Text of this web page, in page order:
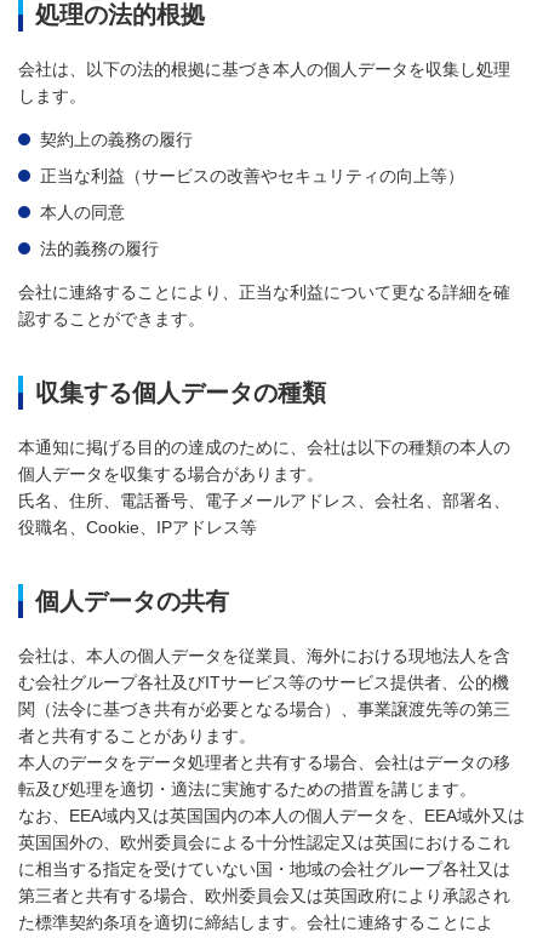
処理の法的根拠
会社は、以下の法的根拠に基づき本人の個人データを収集し処理
します。
契約上の義務の履行
正当な利益（サービスの改善やセキュリティの向上等）
本人の同意
法的義務の履行
会社に連絡することにより、正当な利益について更なる詳細を確
認することができます。
収集する個人データの種類
本通知に掲げる目的の達成のために、会社は以下の種類の本人の
個人データを収集する場合があります。
氏名、住所、電話番号、電子メールアドレス、会社名、部署名、
役職名、Cookie、IPアドレス等
個人データの共有
会社は、本人の個人データを従業員、海外における現地法人を含
む会社グループ各社及びITサービス等のサービス提供者、公的機
関（法令に基づき共有が必要となる場合）、事業譲渡先等の第三
者と共有することがあります。
本人のデータをデータ処理者と共有する場合、会社はデータの移
転及び処理を適切・適法に実施するための措置を講じます。
なお、EEA域内又は英国国内の本人の個人データを、EEA域外又は
英国国外の、欧州委員会による十分性認定又は英国におけるこれ
に相当する指定を受けていない国・地域の会社グループ各社又は
第三者と共有する場合、欧州委員会又は英国政府により承認され
た標準契約条項を適切に締結します。会社に連絡することによ